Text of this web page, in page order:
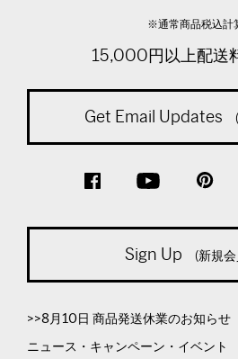
※通常商品税込計
15,000円以上配送
Get Email Updates (
Sign Up (新規会
>>8月10日 商品発送休業のお知らせ
ニュース・キャンペーン・イベント